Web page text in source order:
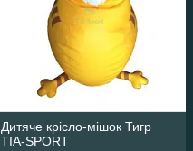
Дитяче крісло-мішок Тигр
TIA-SPORT